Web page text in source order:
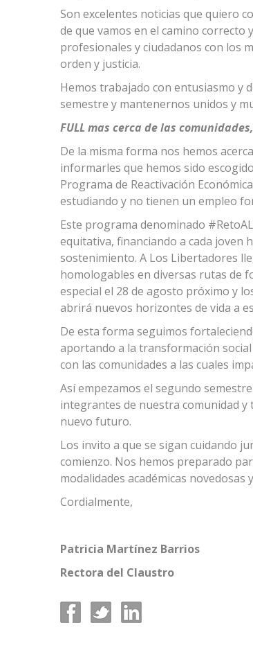
Son excelentes noticias que quiero
de que vamos en el camino
profesionales y ciudadanos con los
orden y justicia.
Hemos trabajado con entusiasmo y
semestre y mantenernos unidos y
FULL mas cerca de las
De la misma forma nos hemos
informarles que hemos sido
Programa de Reactivación
estudiando y no tienen un empleo
Este programa denominado
equitativa, financiando a cada joven
sostenimiento. A Los Libertadores
homologables en diversas rutas de
especial el 28 de agosto próximo y
abrirá nuevos horizontes de vida a
De esta forma seguimos
aportando a la transformación
con las comunidades a las cuales
Así empezamos el segundo
integrantes de nuestra comunidad
nuevo futuro.
Los invito a que se sigan cuidando
comienzo. Nos hemos preparado
modalidades académicas
Cordialmente,
Patricia Martínez Barrios
Rectora del Claustro